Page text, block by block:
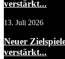
verstärkt...
13. Juli 2026
Neuer
verstärkt...